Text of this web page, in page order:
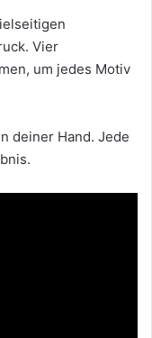
Vier
um jedes Motiv
deiner Hand. Jede